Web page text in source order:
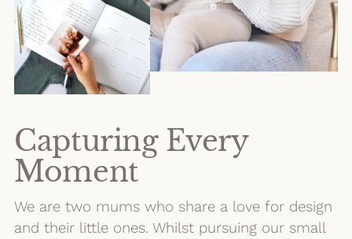
Capturing Every
Moment
We are two mums who share a love for design
and their little ones. Whilst pursuing our small